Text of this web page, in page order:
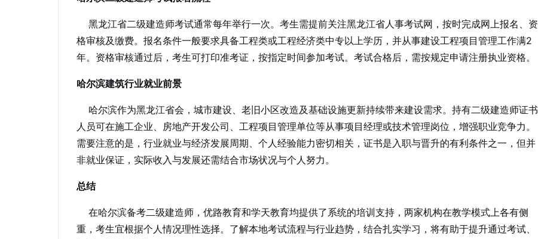
黑龙江省二级建造师考试通常每年举行一次。考生需提前关注黑龙江省人事考试网，按时完成网上报名、资
格审核及缴费。报名条件一般要求具备工程类或工程经济类中专以上学历，并从事建设工程项目管理工作满2
年。资格审核通过后，考生可打印准考证，按指定时间参加考试。考试合格后，需按规定申请注册执业资格。
哈尔滨建筑行业就业前景
哈尔滨作为黑龙江省会，城市建设、老旧小区改造及基础设施更新持续带来建设需求。持有二级建造师证书
人员可在施工企业、房地产开发公司、工程项目管理单位等从事项目经理或技术管理岗位，增强职业竞争力。
需要注意的是，行业就业与经济发展周期、个人经验能力密切相关，证书是入职与晋升的有利条件之一，但并
非就业保证，实际收入与发展还需结合市场状况与个人努力。
总结
在哈尔滨备考二级建造师，优路教育和学天教育均提供了系统的培训支持，两家机构在教学模式上各有侧
重，考生宜根据个人情况理性选择。了解本地考试流程与行业趋势，结合扎实学习，将有助于提升通过考试、